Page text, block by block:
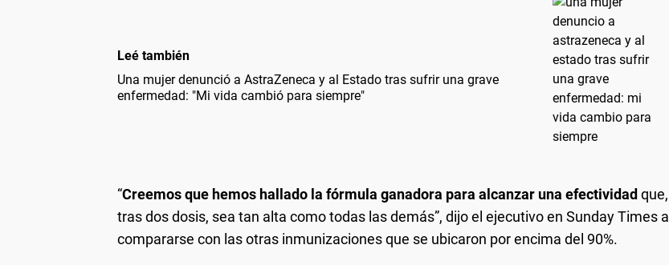
Leé también
Una mujer denunció a AstraZeneca y al Estado tras sufrir una grave
enfermedad: "Mi vida cambió para siempre"
“Creemos que hemos hallado la fórmula ganadora para alcanzar una efectividad que,
tras dos dosis, sea tan alta como todas las demás”, dijo el ejecutivo en Sunday Times al
compararse con las otras inmunizaciones que se ubicaron por encima del 90%.